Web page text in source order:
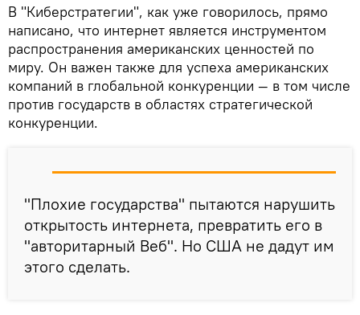
В "Киберстратегии", как уже говорилось, прямо
написано, что интернет является инструментом
распространения американских ценностей по
миру. Он важен также для успеха американских
компаний в глобальной конкуренции — в том числе
против государств в областях стратегической
конкуренции.
"Плохие государства" пытаются нарушить
открытость интернета, превратить его в
"авторитарный Веб". Но США не дадут им
этого сделать.